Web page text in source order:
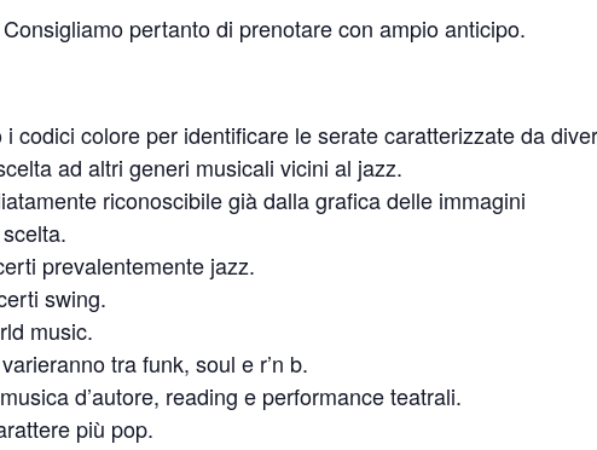
pertanto di prenotare con ampio anticipo.
i codici colore per identificare le serate caratterizzate da
ad altri generi musicali vicini al jazz.
riconoscibile già dalla grafica delle immagini
prevalentemente jazz.
swing.
music.
tra funk, soul e r’n b.
d’autore, reading e performance teatrali.
più pop.